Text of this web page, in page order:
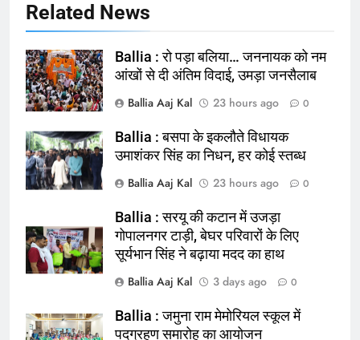
164
चिकित्सक, किया प्रदर्शन
NATIONAL बलिया
165
Ballia : बलिया बलिदान दिवस के मौके पर
NATIONAL बलिया
Related News
Ballia : रो पड़ा बलिया… जननायक को नम
आंखों से दी अंतिम विदाई, उमड़ा जनसैलाब
Ballia Aaj Kal
23 hours ago 0
Ballia : बसपा के इकलौते विधायक
उमाशंकर सिंह का निधन, हर कोई स्तब्ध
Ballia Aaj Kal
23 hours ago 0
Ballia : सरयू की कटान में उजड़ा
गोपालनगर टाड़ी, बेघर परिवारों के लिए
सूर्यभान सिंह ने बढ़ाया मदद का हाथ
Ballia Aaj Kal
3 days ago 0
Ballia : जमुना राम मेमोरियल स्कूल में
पदग्रहण समारोह का आयोजन